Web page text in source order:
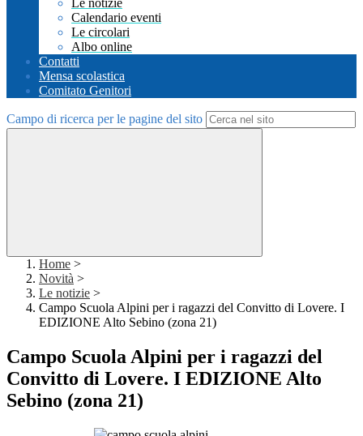
Le notizie
Calendario eventi
Le circolari
Albo online
Contatti
Mensa scolastica
Comitato Genitori
Campo di ricerca per le pagine del sito
Home >
Novità >
Le notizie >
Campo Scuola Alpini per i ragazzi del Convitto di Lovere. I
EDIZIONE Alto Sebino (zona 21)
Campo Scuola Alpini per i ragazzi del
Convitto di Lovere. I EDIZIONE Alto
Sebino (zona 21)